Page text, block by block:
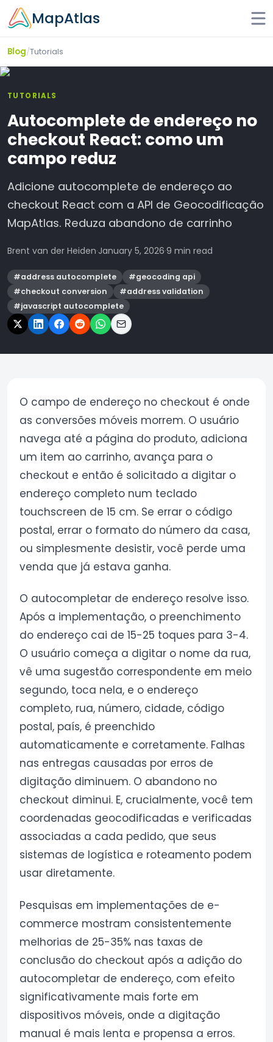
Skip to main content
MapAtlas
Blog/Tutorials
TUTORIALS
Autocomplete de endereço no
checkout React: como um
campo reduz
Adicione autocomplete de endereço ao
checkout React com a API de Geocodificação
MapAtlas. Reduza abandono de carrinho
Brent van der Heiden·January 5, 2026·9 min read
#address autocomplete #geocoding api
#checkout conversion #address validation
#javascript autocomplete
O campo de endereço no checkout é onde
as conversões móveis morrem. O usuário
navega até a página do produto, adiciona
um item ao carrinho, avança para o
checkout e então é solicitado a digitar o
endereço completo num teclado
touchscreen de 15 cm. Se errar o código
postal, errar o formato do número da casa,
ou simplesmente desistir, você perde uma
venda que já estava ganha.
O autocompletar de endereço resolve isso.
Após a implementação, o preenchimento
do endereço cai de 15-25 toques para 3-4.
O usuário começa a digitar o nome da rua,
vê uma sugestão correspondente em meio
segundo, toca nela, e o endereço
completo, rua, número, cidade, código
postal, país, é preenchido
automaticamente e corretamente. Falhas
nas entregas causadas por erros de
digitação diminuem. O abandono no
checkout diminui. E, crucialmente, você tem
coordenadas geocodificadas e verificadas
associadas a cada pedido, que seus
sistemas de logística e roteamento podem
usar diretamente.
Pesquisas em implementações de e-
commerce mostram consistentemente
melhorias de 25-35% nas taxas de
conclusão do checkout após a adição do
autocompletar de endereço, com efeito
significativamente mais forte em
dispositivos móveis, onde a digitação
manual é mais lenta e propensa a erros.